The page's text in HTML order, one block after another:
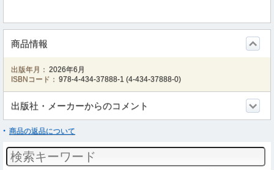
商品情報
出版年月： 2026年6月
ISBNコード： 978-4-434-37888-1 (4-434-37888-0)
出版社・メーカーからのコメント
商品の返品について